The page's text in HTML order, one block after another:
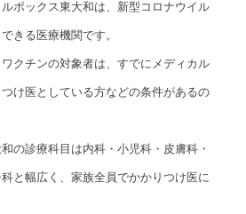
ボックス東大和は、新型コロナウイル
きる医療機関です。
クチンの対象者は、すでにメディカル
け医としている方などの条件があるの
の診療科目は内科・小児科・皮膚科・
と幅広く、家族全員でかかりつけ医に